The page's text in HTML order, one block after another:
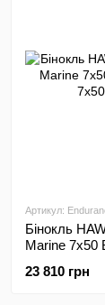
Артикул:
Бінокль
Marine 7x50
23 810 грн